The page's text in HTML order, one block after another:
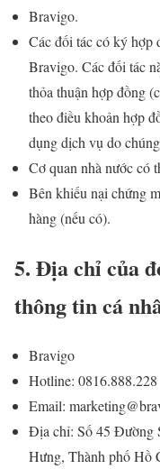
Bravigo.
Các đối tác có ký hợp
Bravigo. Các đối tác
thỏa thuận hợp đồng
theo điều khoản hợp
dụng dịch vụ do
Cơ quan nhà nước có
Bên khiếu nại chứng
hàng (nếu có).
5. Địa chỉ của
thông tin cá
Bravigo
Hotline: 0816.888.228
Email:
Địa chỉ: Số 45 Đường
Hưng, Thành phố Hồ